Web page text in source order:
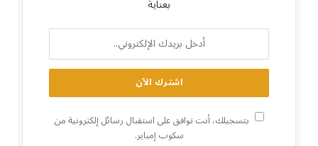
بعناية
بتسجيلك، أنت توافق على استقبال رسائل إلكترونية من
سكوب إمباير.